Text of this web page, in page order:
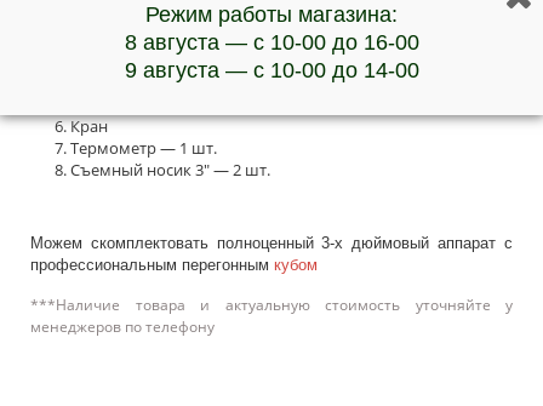
перегородками — 2 шт.
Узел отбора по пару — 1 шт
Отвод 3″ — 2 шт
Царга 3″ 50 см — 2 шт
Кран
Термометр — 1 шт.
Съемный носик 3″ — 2 шт.
Можем скомплектовать полноценный 3-х дюймовый аппарат с
профессиональным перегонным кубом
***Наличие товара и актуальную стоимость уточняйте у
менеджеров по телефону
Режим работы магазина:
8 августа — с 10-00 до 16-00
9 августа — с 10-00 до 14-00